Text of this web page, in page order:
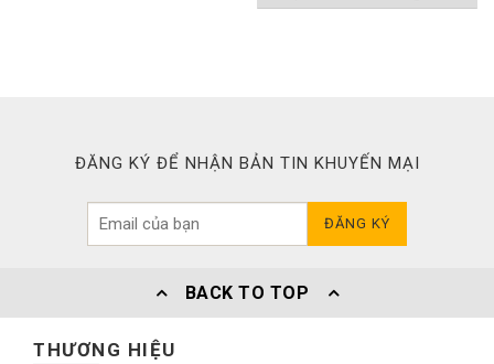
ĐĂNG KÝ ĐỂ NHẬN BẢN TIN KHUYẾN MẠI
ĐĂNG KÝ
BACK TO TOP
THƯƠNG HIỆU